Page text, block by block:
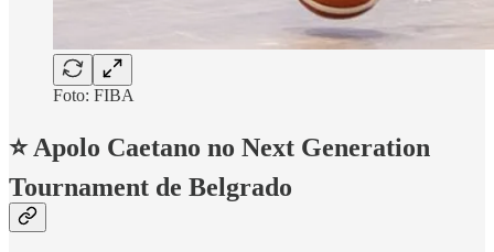
Foto: FIBA
⭐ Apolo Caetano no Next Generation
Tournament de Belgrado